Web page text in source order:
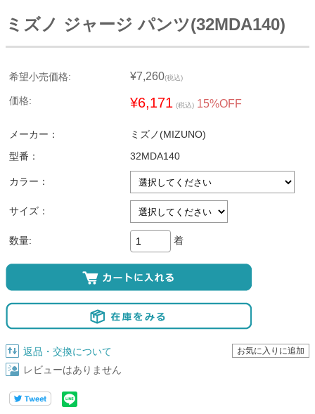
ミズノ ジャージ パンツ(32MDA140)
希望小売価格: ¥7,260(税込)
価格: ¥6,171 (税込) 15%OFF
メーカー：
ミズノ(MIZUNO)
型番：
32MDA140
カラー：
サイズ：
数量: 着
返品・交換について
レビューはありません